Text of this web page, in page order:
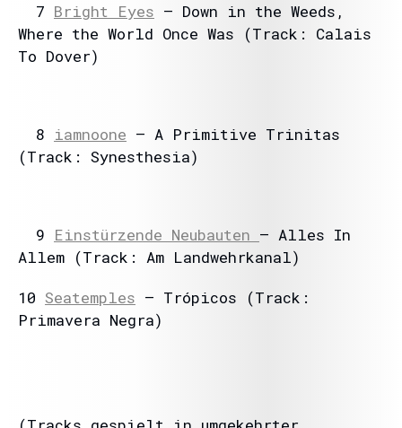
7 Bright Eyes – Down in the Weeds,
Where the World Once Was (Track: Calais
To Dover)
8 iamnoone – A Primitive Trinitas
(Track: Synesthesia)
9 Einstürzende Neubauten – Alles In
Allem (Track: Am Landwehrkanal)
10 Seatemples – Trópicos (Track:
Primavera Negra)